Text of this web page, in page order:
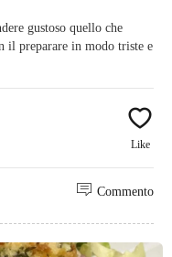
gustoso quello che
il preparare in modo triste e
Like
Commento